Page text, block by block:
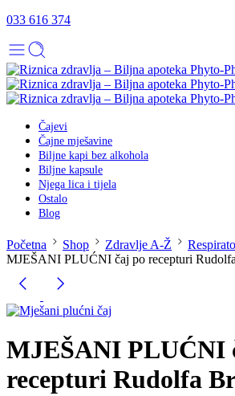
033 616 374
Čajevi
Čajne mješavine
Biljne kapi bez alkohola
Biljne kapsule
Njega lica i tijela
Ostalo
Blog
Početna Shop Zdravlje A-Ž
MJEŠANI PLUĆNI čaj po recepturi
MJEŠANI PLUĆNI
recepturi Rudolfa